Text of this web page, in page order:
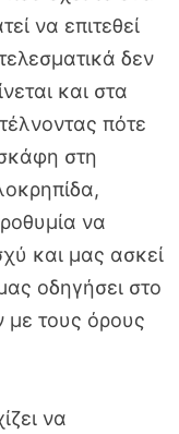
να επιτεθεί
δεν
και στα
πότε
στη
να
και μας ασκεί
οδηγήσει στο
με τους όρους
να